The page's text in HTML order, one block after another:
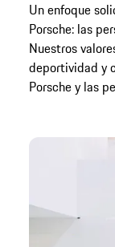
Un enfoque
Porsche: las
Nuestros
deportividad y
Porsche y las